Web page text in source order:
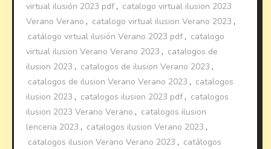
virtual ilusión 2023 pdf , catalogo virtual ilusion 2023
Verano Verano , catalogo virtual ilusion Verano 2023 ,
catálogo virtual ilusión Verano 2023 pdf , catalogo
virtual ilusion Verano Verano 2023 , catalogos de
ilusion 2023 , catalogos de ilusion Verano 2023 ,
catalogos de ilusion Verano Verano 2023 , catalogos
ilusion 2023 , catalogos ilusion 2023 pdf , catalogos
ilusion 2023 Verano Verano , catalogos ilusion
lenceria 2023 , catalogos ilusion Verano 2023 ,
catalogos ilusion Verano Verano 2023 , catálogos